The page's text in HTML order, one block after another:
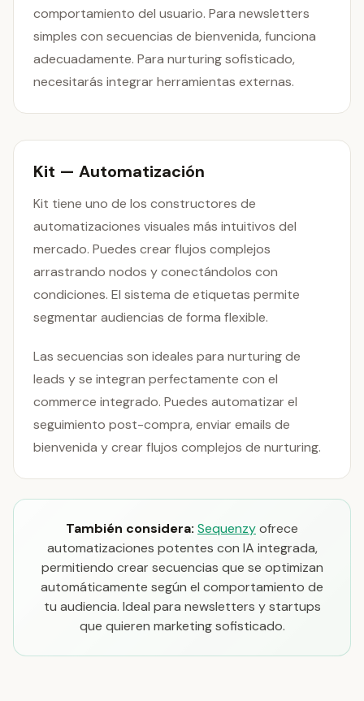
comportamiento del usuario. Para newsletters
simples con secuencias de bienvenida, funciona
adecuadamente. Para nurturing sofisticado,
necesitarás integrar herramientas externas.
Kit — Automatización
Kit tiene uno de los constructores de
automatizaciones visuales más intuitivos del
mercado. Puedes crear flujos complejos
arrastrando nodos y conectándolos con
condiciones. El sistema de etiquetas permite
segmentar audiencias de forma flexible.
Las secuencias son ideales para nurturing de
leads y se integran perfectamente con el
commerce integrado. Puedes automatizar el
seguimiento post-compra, enviar emails de
bienvenida y crear flujos complejos de nurturing.
También considera: Sequenzyofrece
automatizaciones potentes con IA integrada,
permitiendo crear secuencias que se optimizan
automáticamente según el comportamiento de
tu audiencia. Ideal para newsletters y startups
que quieren marketing sofisticado.